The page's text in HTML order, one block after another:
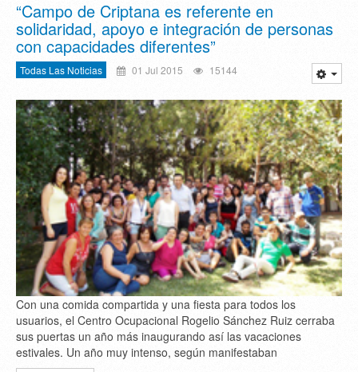
“Campo de Criptana es referente en
solidaridad, apoyo e integración de personas
con capacidades diferentes”
Todas Las Noticias 01 Jul 2015 15144
Con una comida compartida y una fiesta para todos los
usuarios, el Centro Ocupacional Rogelio Sánchez Ruiz cerraba
sus puertas un año más inaugurando así las vacaciones
estivales. Un año muy intenso, según manifestaban